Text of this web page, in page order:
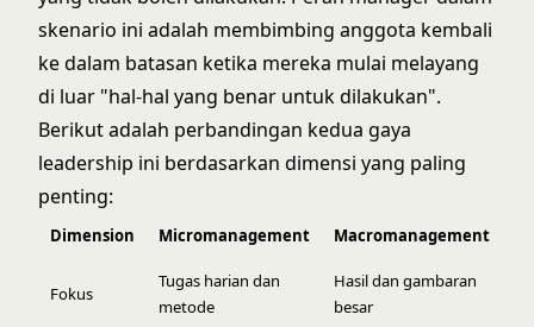
skenario ini adalah membimbing anggota kembali
ke dalam batasan ketika mereka mulai melayang
di luar "hal-hal yang benar untuk dilakukan".
Berikut adalah perbandingan kedua gaya
leadership ini berdasarkan dimensi yang paling
penting:
Dimension Micromanagement Macromanagement
Fokus
Tugas harian dan
metode
Hasil dan gambaran
besar